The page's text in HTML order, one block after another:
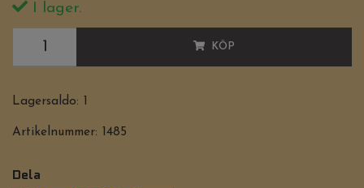
I lager.
KÖP
Lagersaldo:
Artikelnummer: 1485
Dela